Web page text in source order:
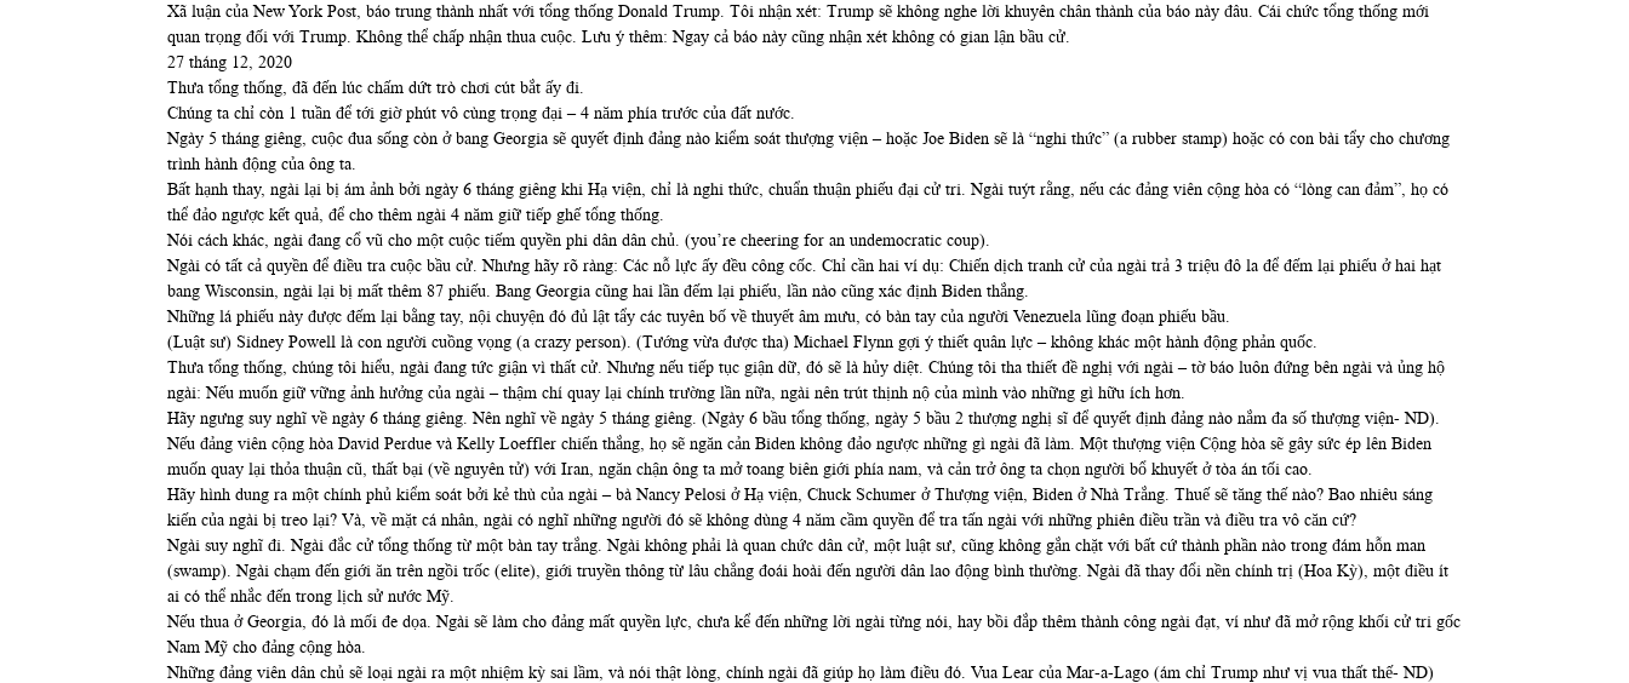
Xã luận của New York Post, báo trung thành nhất với tổng thống Donald Trump. Tôi nhận xét: Trump sẽ không nghe lời khuyên chân thành của báo này đâu. Cái chức tổng thống mới
quan trọng đối với Trump. Không thể chấp nhận thua cuộc. Lưu ý thêm: Ngay cả báo này cũng nhận xét không có gian lận bầu cử.
27 tháng 12, 2020
Thưa tổng thống, đã đến lúc chấm dứt trò chơi cút bắt ấy đi.
Chúng ta chỉ còn 1 tuần để tới giờ phút vô cùng trọng đại – 4 năm phía trước của đất nước.
Ngày 5 tháng giêng, cuộc đua sống còn ở bang Georgia sẽ quyết định đảng nào kiểm soát thượng viện – hoặc Joe Biden sẽ là “nghi thức” (a rubber stamp) hoặc có con bài tẩy cho chương
trình hành động của ông ta.
Bất hạnh thay, ngài lại bị ám ảnh bởi ngày 6 tháng giêng khi Hạ viện, chỉ là nghi thức, chuẩn thuận phiếu đại cử tri. Ngài tuýt rằng, nếu các đảng viên cộng hòa có “lòng can đảm”, họ có
thể đảo ngược kết quả, để cho thêm ngài 4 năm giữ tiếp ghế tổng thống.
Nói cách khác, ngài đang cổ vũ cho một cuộc tiếm quyền phi dân dân chủ. (you’re cheering for an undemocratic coup).
Ngài có tất cả quyền để điều tra cuộc bầu cử. Nhưng hãy rõ ràng: Các nỗ lực ấy đều công cốc. Chỉ cần hai ví dụ: Chiến dịch tranh cử của ngài trả 3 triệu đô la để đếm lại phiếu ở hai hạt
bang Wisconsin, ngài lại bị mất thêm 87 phiếu. Bang Georgia cũng hai lần đếm lại phiếu, lần nào cũng xác định Biden thắng.
Những lá phiếu này được đếm lại bằng tay, nội chuyện đó đủ lật tẩy các tuyên bố về thuyết âm mưu, có bàn tay của người Venezuela lũng đoạn phiếu bầu.
(Luật sư) Sidney Powell là con người cuồng vọng (a crazy person). (Tướng vừa được tha) Michael Flynn gợi ý thiết quân lực – không khác một hành động phản quốc.
Thưa tổng thống, chúng tôi hiểu, ngài đang tức giận vì thất cử. Nhưng nếu tiếp tục giận dữ, đó sẽ là hủy diệt. Chúng tôi tha thiết đề nghị với ngài – tờ báo luôn đứng bên ngài và ủng hộ
ngài: Nếu muốn giữ vững ảnh hưởng của ngài – thậm chí quay lại chính trường lần nữa, ngài nên trút thịnh nộ của mình vào những gì hữu ích hơn.
Hãy ngưng suy nghĩ về ngày 6 tháng giêng. Nên nghĩ về ngày 5 tháng giêng. (Ngày 6 bầu tổng thống, ngày 5 bầu 2 thượng nghị sĩ để quyết định đảng nào nắm đa số thượng viện- ND).
Nếu đảng viên cộng hòa David Perdue và Kelly Loeffler chiến thắng, họ sẽ ngăn cản Biden không đảo ngược những gì ngài đã làm. Một thượng viện Cộng hòa sẽ gây sức ép lên Biden
muốn quay lại thỏa thuận cũ, thất bại (về nguyên tử) với Iran, ngăn chận ông ta mở toang biên giới phía nam, và cản trở ông ta chọn người bổ khuyết ở tòa án tối cao.
Hãy hình dung ra một chính phủ kiểm soát bởi kẻ thù của ngài – bà Nancy Pelosi ở Hạ viện, Chuck Schumer ở Thượng viện, Biden ở Nhà Trắng. Thuế sẽ tăng thế nào? Bao nhiêu sáng
kiến của ngài bị treo lại? Và, về mặt cá nhân, ngài có nghĩ những người đó sẽ không dùng 4 năm cầm quyền để tra tấn ngài với những phiên điều trần và điều tra vô căn cứ?
Ngài suy nghĩ đi. Ngài đắc cử tổng thống từ một bàn tay trắng. Ngài không phải là quan chức dân cử, một luật sư, cũng không gắn chặt với bất cứ thành phần nào trong đám hỗn man
(swamp). Ngài chạm đến giới ăn trên ngồi trốc (elite), giới truyền thông từ lâu chẳng đoái hoài đến người dân lao động bình thường. Ngài đã thay đổi nền chính trị (Hoa Kỳ), một điều ít
ai có thể nhắc đến trong lịch sử nước Mỹ.
Nếu thua ở Georgia, đó là mối đe dọa. Ngài sẽ làm cho đảng mất quyền lực, chưa kể đến những lời ngài từng nói, hay bồi đắp thêm thành công ngài đạt, ví như đã mở rộng khối cử tri gốc
Nam Mỹ cho đảng cộng hòa.
Những đảng viên dân chủ sẽ loại ngài ra một nhiệm kỳ sai lầm, và nói thật lòng, chính ngài đã giúp họ làm điều đó. Vua Lear của Mar-a-Lago (ám chỉ Trump như vị vua thất thế- ND)